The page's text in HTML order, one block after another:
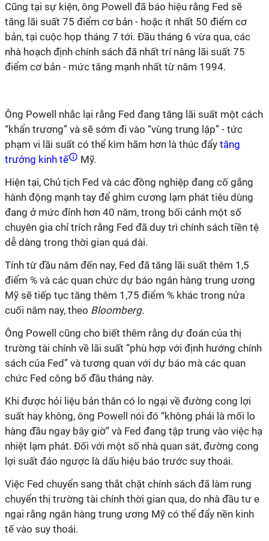
Cũng tại sự kiện, ông Powell đã báo hiệu rằng Fed sẽ
tăng lãi suất 75 điểm cơ bản - hoặc ít nhất 50 điểm cơ
bản, tại cuộc họp tháng 7 tới. Đầu tháng 6 vừa qua, các
nhà hoạch định chính sách đã nhất trí nâng lãi suất 75
điểm cơ bản - mức tăng mạnh nhất từ năm 1994.
Ông Powell nhắc lại rằng Fed đang tăng lãi suất một cách
“khẩn trương” và sẽ sớm đi vào “vùng trung lập” - tức
phạm vi lãi suất có thể kìm hãm hơn là thúc đẩy tăng
trưởng kinh tế
Mỹ.
Hiện tại, Chủ tịch Fed và các đồng nghiệp đang cố gắng
hành động mạnh tay để ghìm cương lạm phát tiêu dùng
đang ở mức đỉnh hơn 40 năm, trong bối cảnh một số
chuyên gia chỉ trích rằng Fed đã duy trì chính sách tiền tệ
dễ dàng trong thời gian quá dài.
Tính từ đầu năm đến nay, Fed đã tăng lãi suất thêm 1,5
điểm % và các quan chức dự báo ngân hàng trung ương
Mỹ sẽ tiếp tục tăng thêm 1,75 điểm % khác trong nửa
cuối năm nay, theo Bloomberg.
Ông Powell cũng cho biết thêm rằng dự đoán của thị
trường tài chính về lãi suất “phù hợp với định hướng chính
sách của Fed” và tương quan với dự báo mà các quan
chức Fed công bố đầu tháng này.
Khi được hỏi liệu bản thân có lo ngại về đường cong lợi
suất hay không, ông Powell nói đó “không phải là mối lo
hàng đầu ngay bây giờ” và Fed đang tập trung vào việc hạ
nhiệt lạm phát. Đối với một số nhà quan sát, đường cong
lợi suất đảo ngược là dấu hiệu báo trước suy thoái.
Việc Fed chuyển sang thắt chặt chính sách đã làm rung
chuyển thị trường tài chính thời gian qua, do nhà đầu tư e
ngại rằng ngân hàng trung ương Mỹ có thể đẩy nền kinh
tế vào suy thoái.